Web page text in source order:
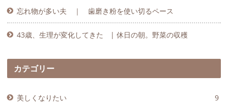
忘れ物が多い夫 ｜ 歯磨き粉を使い切るペース
43歳、生理が変化してきた | 休日の朝。野菜の収穫
カテゴリー
美しくなりたい 9